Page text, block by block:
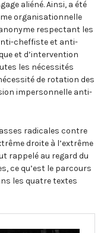
aliéné. Ainsi, a été
organisationnelle
respectant les
cheffiste et anti-
et d’intervention
les nécessités
de rotation des
impersonnelle anti-
radicales contre
droite à l’extrême
rappelé au regard du
ce qu’est le parcours
les quatre textes